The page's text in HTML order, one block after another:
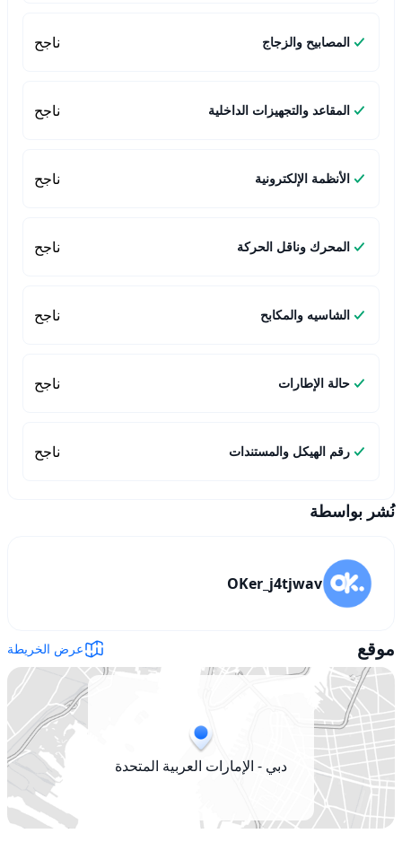
المصابيح والزجاج ناجح
المقاعد والتجهيزات الداخلية ناجح
الأنظمة الإلكترونية ناجح
المحرك وناقل الحركة ناجح
الشاسيه والمكابح ناجح
حالة الإطارات ناجح
رقم الهيكل والمستندات ناجح
نُشر بواسطة
OKer_j4tjwav
موقع عرض الخريطة
دبي - الإمارات العربية المتحدة